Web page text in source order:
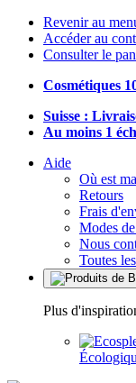
Revenir au
Accéder au
Consulter le
Cosmétiques
Suisse :
Au moins 1
Aide
Où est
Retours
Frais
Modes
Nous
Toutes
Plus